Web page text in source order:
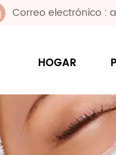
Correo electrónico :
HOGAR